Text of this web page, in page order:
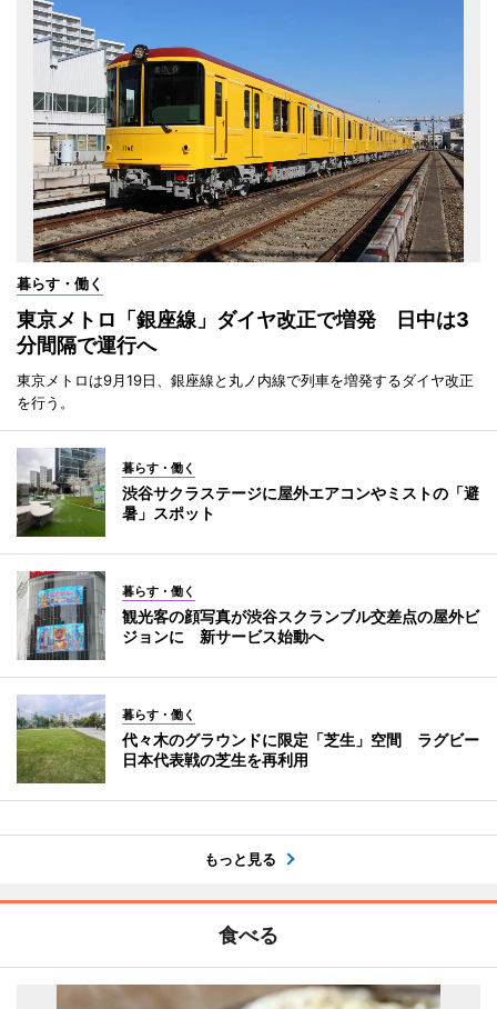
暮らす・働く
東京メトロ「銀座線」ダイヤ改正で増発 日中は3
分間隔で運行へ
東京メトロは9月19日、銀座線と丸ノ内線で列車を増発するダイヤ改正
を行う。
暮らす・働く
渋谷サクラステージに屋外エアコンやミストの「避
暑」スポット
暮らす・働く
観光客の顔写真が渋谷スクランブル交差点の屋外ビ
ジョンに 新サービス始動へ
暮らす・働く
代々木のグラウンドに限定「芝生」空間 ラグビー
日本代表戦の芝生を再利用
もっと見る
食べる